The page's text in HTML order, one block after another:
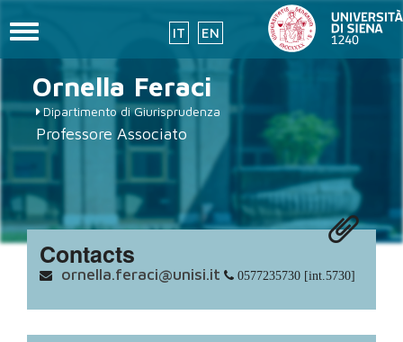
main
content
IT EN
Toggle
placeholder-
icon272x331.png
Ornella Feraci
Dipartimento di Giurisprudenza
Professore Associato
Contacts
ornella.feraci@unisi.it 0577235730 [int.5730]